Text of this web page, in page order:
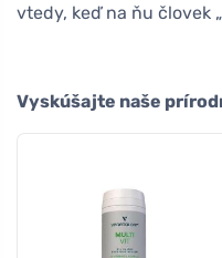
vtedy, keď na ňu človek
Vyskúšajte naše